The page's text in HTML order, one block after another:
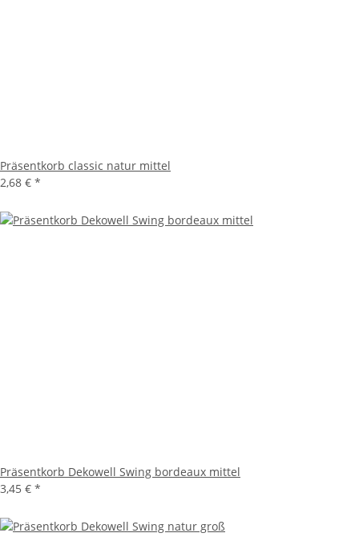
Präsentkorb classic natur mittel
2,68 € *
Präsentkorb Dekowell Swing bordeaux mittel
3,45 € *